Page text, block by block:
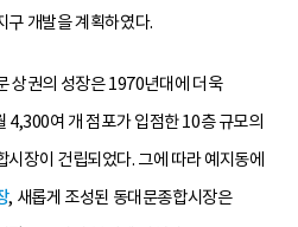
구 개발을 계획하였다.
상권의 성장은 1970년대에 더욱
4,300여 개 점포가 입점한 10층 규모의
장이 건립되었다. 그에 따라 예지동에
, 새롭게 조성된 동대문종합시장은